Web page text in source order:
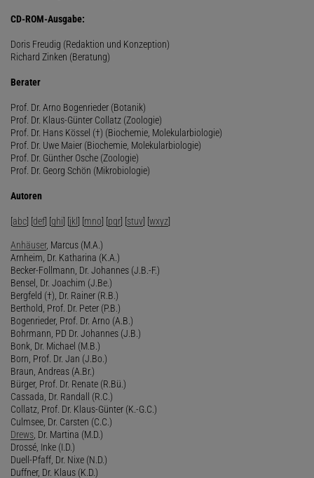
CD-ROM-Ausgabe:
Doris Freudig (Redaktion und Konzeption)
Richard Zinken (Beratung)
Berater
Prof. Dr. Arno Bogenrieder (Botanik)
Prof. Dr. Klaus-Günter Collatz (Zoologie)
Prof. Dr. Hans Kössel (†) (Biochemie, Molekularbiologie)
Prof. Dr. Uwe Maier (Biochemie, Molekularbiologie)
Prof. Dr. Günther Osche (Zoologie)
Prof. Dr. Georg Schön (Mikrobiologie)
Autoren
[abc] [def] [ghi] [jkl] [mno] [pqr] [stuv] [wxyz]
Anhäuser, Marcus (M.A.)
Arnheim, Dr. Katharina (K.A.)
Becker-Follmann, Dr. Johannes (J.B.-F.)
Bensel, Dr. Joachim (J.Be.)
Bergfeld (†), Dr. Rainer (R.B.)
Berthold, Prof. Dr. Peter (P.B.)
Bogenrieder, Prof. Dr. Arno (A.B.)
Bohrmann, PD Dr. Johannes (J.B.)
Bonk, Dr. Michael (M.B.)
Born, Prof. Dr. Jan (J.Bo.)
Braun, Andreas (A.Br.)
Bürger, Prof. Dr. Renate (R.Bü.)
Cassada, Dr. Randall (R.C.)
Collatz, Prof. Dr. Klaus-Günter (K.-G.C.)
Culmsee, Dr. Carsten (C.C.)
Drews , Dr. Martina (M.D.)
Drossé, Inke (I.D.)
Duell-Pfaff, Dr. Nixe (N.D.)
Duffner, Dr. Klaus (K.D.)